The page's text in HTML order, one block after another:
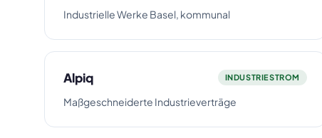
Industrielle Werke Basel, kommunal
Alpiq INDUSTRIESTROM
Maßgeschneiderte Industrieverträge